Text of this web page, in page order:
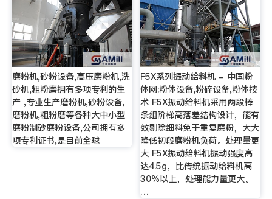
磨粉机,砂粉设备,高压磨粉机,洗
砂机,粗粉磨拥有多项专利的生
产 ,专业生产磨粉机,砂粉设备,
磨粉机,粗粉磨等各种大中小型
磨粉制砂磨粉设备,公司拥有多
项专利证书,是目前全球
F5X系列振动给料机 - 中国粉
体网:粉体设备,粉碎设备,粉体技
术 F5X振动给料机采用两段棒
条组阶梯高落差结构设计，能有
效剔除细料免于重复磨粉，大大
降低初段磨粉机负荷。处理量更
大 F5X振动给料机振动强度高
达4.5g，比传统振动给料机高
30%以上，处理能力量更大。
…